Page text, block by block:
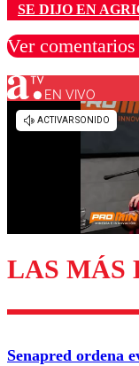
SE DIJO EN
Ver comentarios
Los
EN VIVO
LAS MÁS
Senapred ordena